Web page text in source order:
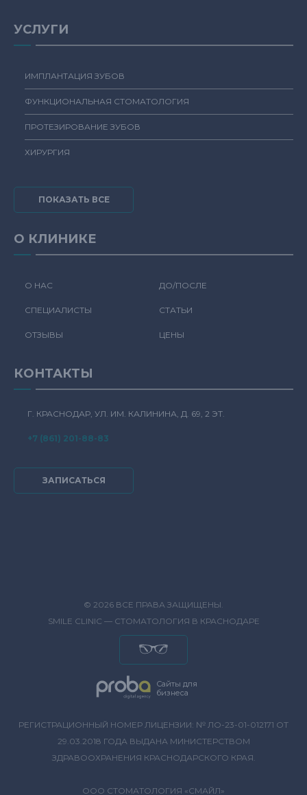
УСЛУГИ
ИМПЛАНТАЦИЯ ЗУБОВ
ФУНКЦИОНАЛЬНАЯ СТОМАТОЛОГИЯ
ПРОТЕЗИРОВАНИЕ ЗУБОВ
ХИРУРГИЯ
ПОКАЗАТЬ ВСЕ
О КЛИНИКЕ
О НАС ДО/ПОСЛЕ
СПЕЦИАЛИСТЫ СТАТЬИ
ОТЗЫВЫ ЦЕНЫ
КОНТАКТЫ
Г. КРАСНОДАР, УЛ. ИМ. КАЛИНИНА, Д. 69, 2 ЭТ.
+7 (861) 201-88-83
ЗАПИСАТЬСЯ
© 2026 ВСЕ ПРАВА ЗАЩИЩЕНЫ.
SMILE CLINIC — СТОМАТОЛОГИЯ В КРАСНОДАРЕ
Сайты для
бизнеса
РЕГИСТРАЦИОННЫЙ НОМЕР ЛИЦЕНЗИИ: № ЛО-23-01-012171 ОТ
29.03.2018 ГОДА ВЫДАНА МИНИСТЕРСТВОМ
ЗДРАВООХРАНЕНИЯ КРАСНОДАРСКОГО КРАЯ.
ООО СТОМАТОЛОГИЯ «СМАЙЛ»